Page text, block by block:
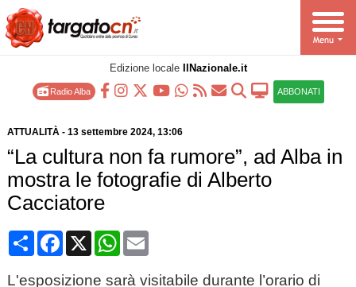
Edizione locale IlNazionale.it
Radio Alba ABBONATI
ATTUALITÀ- 13 settembre 2024, 13:06
“La cultura non fa rumore”, ad Alba in
mostra le fotografie di Alberto
Cacciatore
CondividiFacebook
X WhatsApp
Email
L'esposizione sarà visitabile durante l’orario di